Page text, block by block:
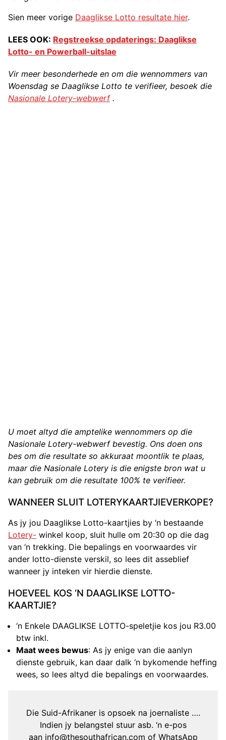
Sien meer vorige Daaglikse Lotto resultate hier.
LEES OOK: Regstreekse opdaterings: Daaglikse
Lotto- en Powerball-uitslae
Vir meer besonderhede en om die wennommers van
Woensdag se Daaglikse Lotto te verifieer, besoek die
Nasionale Lotery-webwerf.
U moet altyd die amptelike wennommers op die
Nasionale Lotery-webwerf bevestig. Ons doen ons
bes om die resultate so akkuraat moontlik te plaas,
maar die Nasionale Lotery is die enigste bron wat u
kan gebruik om die resultate 100% te verifieer.
WANNEER SLUIT LOTERYKAARTJIEVERKOPE?
As jy jou Daaglikse Lotto-kaartjies by ‘n bestaande
Lotery- winkel koop, sluit hulle om 20:30 op die dag
van ‘n trekking. Die bepalings en voorwaardes vir
ander lotto-dienste verskil, so lees dit asseblief
wanneer jy inteken vir hierdie dienste.
HOEVEEL KOS ‘N DAAGLIKSE LOTTO-
KAARTJIE?
‘n Enkele DAAGLIKSE LOTTO-speletjie kos jou R3.00
btw inkl.
Maat wees bewus: As jy enige van die aanlyn
dienste gebruik, kan daar dalk ‘n bykomende heffing
wees, so lees altyd die bepalings en voorwaardes.
Die Suid-Afrikaner is opsoek na joernaliste ….
Indien jy belangstel stuur asb. ‘n e-pos
aan info@thesouthafrican.com of WhatsApp